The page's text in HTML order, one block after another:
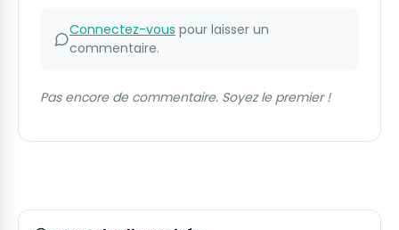
Connectez-vous pour laisser un
commentaire.
Pas encore de commentaire. Soyez le premier !